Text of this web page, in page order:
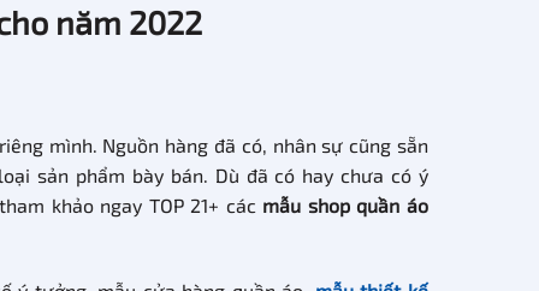
năm 2022
mình. Nguồn hàng đã có, nhân sự cũng sẵn
sản phẩm bày bán. Dù đã có hay chưa có ý
khảo ngay TOP 21+ các mẫu shop quần áo